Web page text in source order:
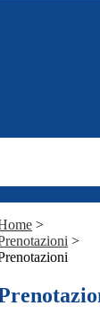
>
>